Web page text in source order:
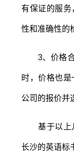
有保证的服
性和准确性的
3、价格合
时，价格也
公司的报价并
基于以上几
长沙的英语标